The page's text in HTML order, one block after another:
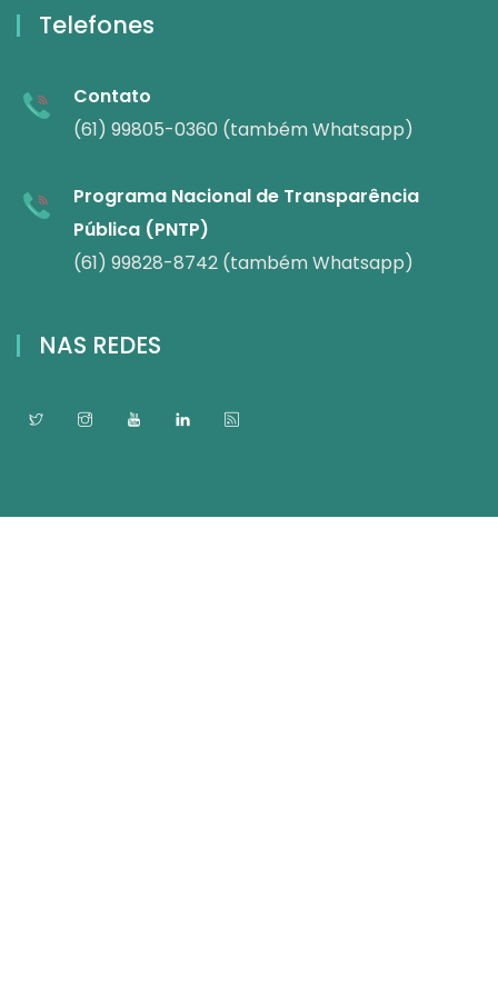
Telefones
Contato
(61) 99805-0360 (também Whatsapp)
Programa Nacional de Transparência
Pública (PNTP)
(61) 99828-8742 (também Whatsapp)
NAS REDES